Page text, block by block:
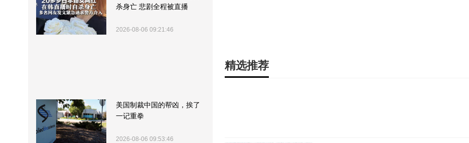
杀身亡 悲剧全程被直播
2026-08-06 09:21:46
美国制裁中国的帮凶，挨了
一记重拳
2026-08-06 09:53:46
精选推荐